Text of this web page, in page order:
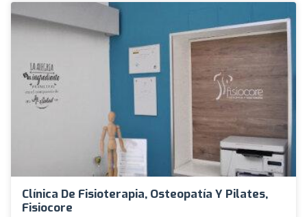
Clínica De Fisioterapia, Osteopatía Y Pilates,
Fisiocore